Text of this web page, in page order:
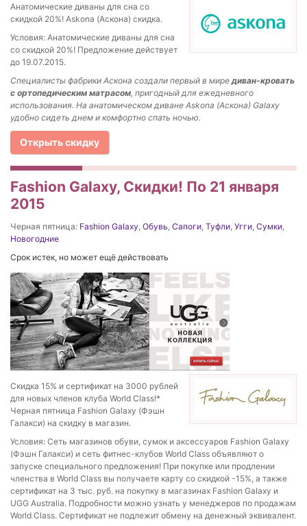
Анатомические диваны для сна со
скидкой 20%! Askona (Аскона) скидка.
Условия: Анатомические диваны для сна
со скидкой 20%! Предложение действует
до 19.07.2015.
Специалисты фабрики Аскона создали первый в мире диван-кровать
с ортопедическим матрасом, пригодный для ежедневного
использования. На анатомическом диване Askona (Аскона) Galaxy
удобно сидеть днем и комфортно спать ночью.
Открыть скидку
Fashion Galaxy, Скидки! По 21 января
2015
Черная пятница: Fashion Galaxy Обувь Сапоги Туфли Угги Сумки
Новогодние
Срок истек, но может ещё действовать
Скидка 15% и сертификат на 3000 рублей
для новых членов клуба World Сlass!*
Черная пятница Fashion Galaxy (Фэшн
Галакси) на скидку в магазин.
Условия: Сеть магазинов обуви, сумок и аксессуаров Fashion Galaxy
(Фэшн Галакси) и сеть фитнес-клубов World Сlass объявляют о
запуске специального предложения! При покупке или продлении
членства в World Сlass вы получаете карту со скидкой -15%, а также
сертификат на 3 тыс. руб. на покупку в магазинах Fashion Galaxy и
UGG Australia. Подробности можно узнать у менеджеров по продажам
World Сlass. Сертификат не подлежит обмену на денежный эквивалент.